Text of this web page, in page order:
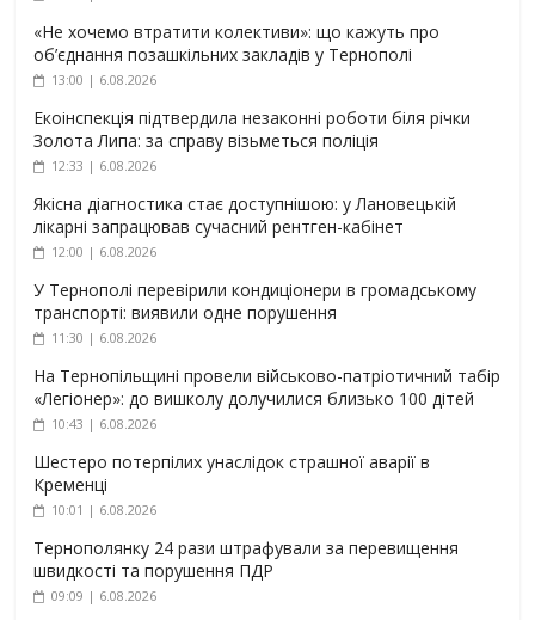
«Не хочемо втратити колективи»: що кажуть про
об’єднання позашкільних закладів у Тернополі
13:00 | 6.08.2026
Екоінспекція підтвердила незаконні роботи біля річки
Золота Липа: за справу візьметься поліція
12:33 | 6.08.2026
Якісна діагностика стає доступнішою: у Лановецькій
лікарні запрацював сучасний рентген-кабінет
12:00 | 6.08.2026
У Тернополі перевірили кондиціонери в громадському
транспорті: виявили одне порушення
11:30 | 6.08.2026
На Тернопільщині провели військово-патріотичний табір
«Легіонер»: до вишколу долучилися близько 100 дітей
10:43 | 6.08.2026
Шестеро потерпілих унаслідок страшної аварії в
Кременці
10:01 | 6.08.2026
Тернополянку 24 рази штрафували за перевищення
швидкості та порушення ПДР
09:09 | 6.08.2026